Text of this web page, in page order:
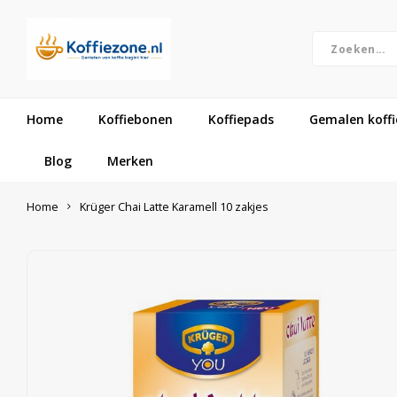
Home Koffiebonen Koffiepads Gemalen
Blog Merken
Home Krüger Chai Latte Karamell 10 zakjes